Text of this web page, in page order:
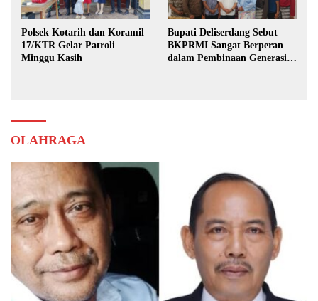
Polsek Kotarih dan Koramil
17/KTR Gelar Patroli
Minggu Kasih
Bupati Deliserdang Sebut
BKPRMI Sangat Berperan
dalam Pembinaan Generasi
OLAHRAGA